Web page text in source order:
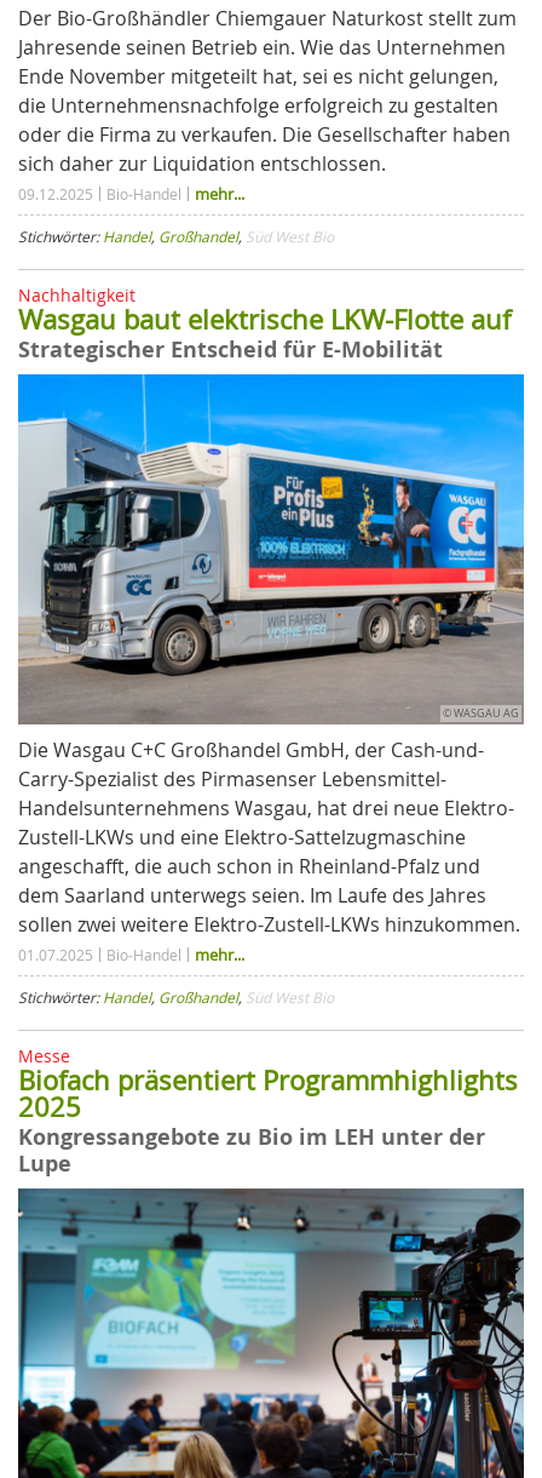
Der Bio-Großhändler Chiemgauer Naturkost stellt zum
Jahresende seinen Betrieb ein. Wie das Unternehmen
Ende November mitgeteilt hat, sei es nicht gelungen,
die Unternehmensnachfolge erfolgreich zu gestalten
oder die Firma zu verkaufen. Die Gesellschafter haben
sich daher zur Liquidation entschlossen.
09.12.2025 Bio-Handel mehr...
Stichwörter:Handel, Großhandel, Süd West Bio
Nachhaltigkeit
Wasgau baut elektrische LKW-Flotte auf
Strategischer Entscheid für E-Mobilität
© WASGAU AG
Die Wasgau C+C Großhandel GmbH, der Cash-und-
Carry-Spezialist des Pirmasenser Lebensmittel-
Handelsunternehmens Wasgau, hat drei neue Elektro-
Zustell-LKWs und eine Elektro-Sattelzugmaschine
angeschafft, die auch schon in Rheinland-Pfalz und
dem Saarland unterwegs seien. Im Laufe des Jahres
sollen zwei weitere Elektro-Zustell-LKWs hinzukommen.
01.07.2025 Bio-Handel mehr...
Stichwörter:Handel, Großhandel, Süd West Bio
Messe
Biofach präsentiert Programmhighlights
2025
Kongressangebote zu Bio im LEH unter der
Lupe